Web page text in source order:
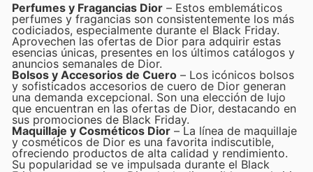
Perfumes y Fragancias Dior – Estos emblemáticos
perfumes y fragancias son consistentemente los más
codiciados, especialmente durante el Black Friday.
Aprovechen las ofertas de Dior para adquirir estas
esencias únicas, presentes en los últimos catálogos y
anuncios semanales de Dior.
Bolsos y Accesorios de Cuero – Los icónicos bolsos
y sofisticados accesorios de cuero de Dior generan
una demanda excepcional. Son una elección de lujo
que encuentran en las ofertas de Dior, destacando en
sus promociones de Black Friday.
Maquillaje y Cosméticos Dior – La línea de maquillaje
y cosméticos de Dior es una favorita indiscutible,
ofreciendo productos de alta calidad y rendimiento.
Su popularidad se ve impulsada durante el Black